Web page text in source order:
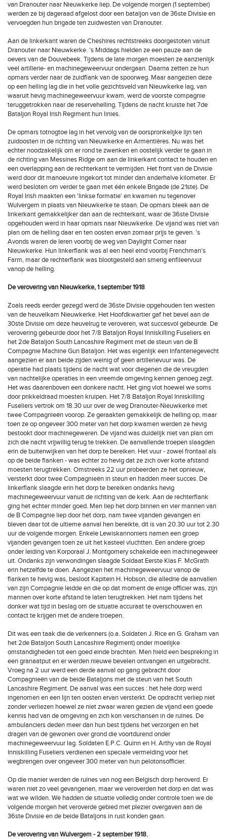
van Dranouter naar Nieuwkerke liep. De volgende morgen (1 september)
werden ze bij dageraad afgelost door een bataljon van de 36ste Divisie en
vervoegden hun brigade ten zuidwesten van Dranouter.
Aan de linkerkant waren de Cheshires rechtstreeks doorgestoten vanuit
Dranouter naar Nieuwkerke. 's Middags hielden ze een pauze aan de
oevers van de Douvebeek. Tijdens de late morgen moesten ze aanzienlijk
veel artillerie- en machinegeweervuur ondergaan. Daarna zetten ze hun
opmars verder naar de zuidflank van de spoorweg. Maar aangezien deze
op een helling lag die in het volle gezichtsveld van Nieuwkerke lag, van
waaruit hevig machinegeweervuur kwam, werd de voorste compagnie
teruggetrokken naar de reservehelling. Tijdens de nacht kruiste het 7de
Bataljon Royal Irish Regiment hun linies.
De opmars totnogtoe lag in het vervolg van de oorspronkelijke lijn ten
zuidoosten in de richting van Nieuwkerke en Armentières. Nu was het
echter noodzakelijk om er rond te zwenken en oostelijk verder te gaan in
de richting van Messines Ridge om aan de linkerkant contact te houden en
een overlapping aan de rechterkant te vermijden. Het front van de Divisie
werd door dit manoeuvre ingekort tot minder dan anderhalve kilometer. Er
werd besloten om verder te gaan met één enkele Brigade (de 21ste). De
Royal Irish maakten een 'linkse formatie' en kwamen nu tegenover
Wulvergem in plaats van Nieuwkerke te staan. De opmars bleek aan de
linkerkant gemakkelijker dan aan de rechterkant, waar de 36ste Divisie
opgehouden werd in haar opmars naar Nieuwkerke. De vijand was niet van
plan om de helling daar en ten oosten ervan zomaar prijs te geven. 's
Avonds waren de Ieren voorbij de weg van Daylight Corner naar
Nieuwkerke. Hun linkerflank was al een heel eind voorbij Frenchman's
Farm, maar de rechterflank was blootgesteld aan smerig enfileervuur
vanop de helling.
De verovering van Nieuwkerke, 1 september 1918
Zoals reeds eerder gezegd werd de 36ste Divisie opgehouden ten westen
van de heuvelkam Nieuwkerke. Het Hoofdkwartier gaf het bevel aan de
30ste Divisie om deze heuvelrug te veroveren, wat succesvol gebeurde. De
verovering gebeurde door het 7/8 Bataljon Royal Inniskilling Fuseliers en
het 2de Bataljon South Lancashire Regiment met de steun van de B
Compagnie Machine Gun Bataljon. Het was eigenlijk een Infanteriegevecht
aangezien er aan beide zijden weinig of geen artillerievuur was. De
operatie had plaats tijdens de nacht wat voor diegenen die de vreugden
van nachtelijke operaties in een vreemde omgeving kennen genoeg zegt.
Het was daarenboven een donkere nacht. Het ging vlot hoewel we soms
door prikkeldraad moesten kruipen. Het 7/8 Bataljon Royal Inniskilling
Fuseliers vertrok om 18.30 uur over de weg Dranouter-Nieuwkerke met
twee Compagnieën voorop. Ze geraakten gemakkelijk de helling op, maar
toen ze op ongeveer 300 meter van het dorp kwamen werden ze hevig
bestookt door machinegeweren. De vijand was duidelijk niet van plan om
zich die nacht vrijwillig terug te trekken. De aanvallende troepen slaagden
erin de buitenwijken van het dorp te bereiken. Het vuur - zowel frontaal als
op de beide flanken - was echter zo hevig dat ze zich over korte afstand
moesten terugtrekken. Omstreeks 22 uur probeerden ze het opnieuw,
versterkt door twee Compagnieën in steun en hadden meer succes. De
linkerflank slaagde erin het dorp te bereiken ondanks hevig
machinegeweervuur vanuit de richting van de kerk. Aan de rechterflank
ging het echter minder goed. Men liep het dorp binnen en vier mannen van
de B Compagnie liep door het dorp, nam twee vijanden gevangen en
bleven daar tot de ultieme aanval hen bereikte, dit is van 20.30 uur tot 2.30
uur de volgende morgen. Enkele Lewiskannoniers namen een groep
vijanden gevangen toen ze uit het kasteel vluchtten. Een andere groep
onder leiding van Korporaal J. Montgomery schakelde een machinegeweer
uit. Ondanks zijn verwondingen slaagde Soldaat Eerste Klas F. McGrath
erin hetzelfde te doen. Aangezien het machinegeweervuur vanop de
flanken te hevig was, besloot Kapitein H. Hobson, die alledrie de aanvallen
van zijn Compagnie leidde en die op dat moment de enige officier was, zijn
mannen over korte afstand te laten terugtrekken. Het nam tijdens het
donker wat tijd in beslag om de situatie accuraat te overschouwen en
contact te krijgen met de andere troepen.
Dit was een taak die de verkenners (o.a. Soldaten J. Rice en G. Graham van
het 2de Bataljon South Lancashire Regiment) onder moeilijke
omstandigheden tot een goed einde brachten. Men hield een bespreking in
een granaatput en er werden nieuwe bevelen ontvangen en uitgebracht.
Vroeg na 2 uur werd een derde aanval op gang gebracht door
Compagnieën van de beide Bataljons met de steun van het South
Lancashire Regiment. De aanval was een succes : het hele dorp werd
ingenomen en een lijn ten oosten ervan versterkt. De opdracht verliep niet
zonder verliezen hoewel ze niet zwaar waren gezien de vijand een goede
kennis had van de omgeving en zich kon verschansen in de ruïnes. De
ambulanciers deden meer dan hun best tijdens het verzorgen en het
dragen van de gewonen over grond die voortdurend onder
machinegeweervuur lag. Soldaten E.P.C. Quinn en H. Arthy van de Royal
Inniskilling Fuseliers verdienen een speciale vermelding voor het
wegbrengen over ongeveer 300 meter van hun pelotonsofficier.
Op die manier werden de ruïnes van nog een Belgisch dorp heroverd. Er
waren niet zo veel gevangenen, maar we veroverden het dorp en dat was
wat we wilden. We hadden de situatie volledig onder controle toen we de
volgende morgen het veroverde gebied met plezier overgaven aan de
36ste Divisie en de beide Bataljons in rust konden gaan.
De verovering van Wulvergem - 2 september 1918.